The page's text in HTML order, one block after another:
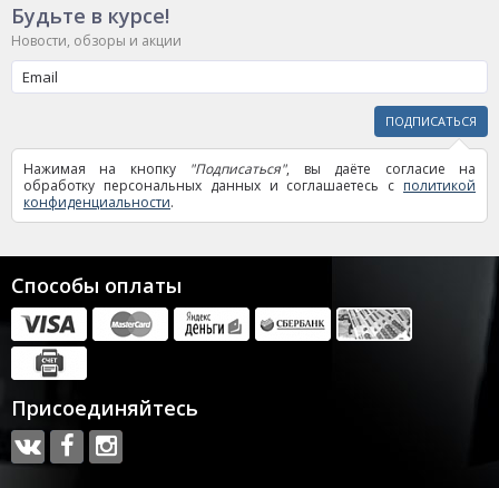
Будьте в курсе!
Новости, обзоры и акции
ПОДПИСАТЬСЯ
Нажимая на кнопку "Подписаться", вы даёте согласие на
обработку персональных данных и соглашаетесь с политикой
конфиденциальности.
Способы оплаты
Присоединяйтесь